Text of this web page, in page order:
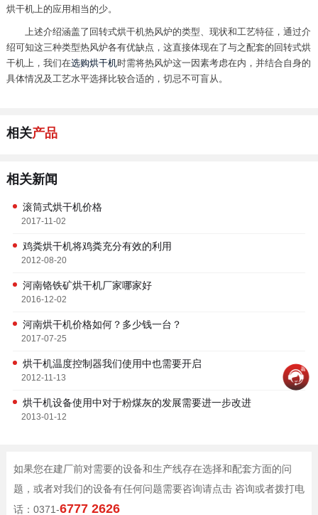
烘干机上的应用相当的少。
上述介绍涵盖了回转式烘干机热风炉的类型、现状和工艺特征，通过介
绍可知这三种类型热风炉各有优缺点，这直接体现在了与之配套的回转式烘
干机上，我们在选购烘干机时需将热风炉这一因素考虑在内，并结合自身的
具体情况及工艺水平选择比较合适的，切忌不可盲从。
相关产品
相关新闻
滚筒式烘干机价格
2017-11-02
鸡粪烘干机将鸡粪充分有效的利用
2012-08-20
河南铬铁矿烘干机厂家哪家好
2016-12-02
河南烘干机价格如何？多少钱一台？
2017-07-25
烘干机温度控制器我们使用中也需要开启
2012-11-13
烘干机设备使用中对于粉煤灰的发展需要进一步改进
2013-01-12
如果您在建厂前对需要的设备和生产线存在选择和配套方面的问
题，或者对我们的设备有任何问题需要咨询请点击 咨询或者拨打电
话：0371-6777 2626